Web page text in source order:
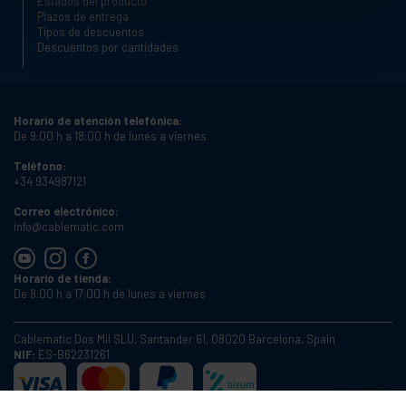
Plazos de entrega
Tipos de descuentos
Descuentos por cantidades
Horario de atención telefónica:
De 9:00 h a 18:00 h de lunes a viernes
Teléfono:
+34 934987121
Correo electrónico:
info@cablematic.com
Horario de tienda:
De 8:00 h a 17:00 h de lunes a viernes
Cablematic Dos Mil SLU, Santander 61, 08020 Barcelona, Spain
NIF: ES-B62231261